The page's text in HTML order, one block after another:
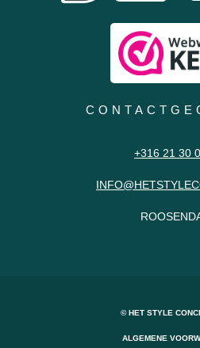
+316 21 30
© HET STYLE
ALGEMENE